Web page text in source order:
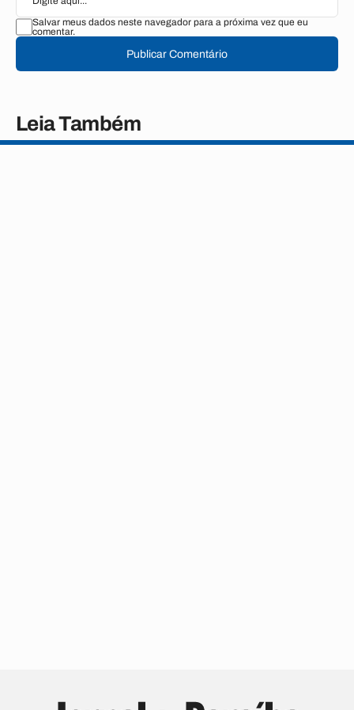
Salvar meus dados neste navegador para a próxima vez que eu
comentar.
Publicar Comentário
Leia Também